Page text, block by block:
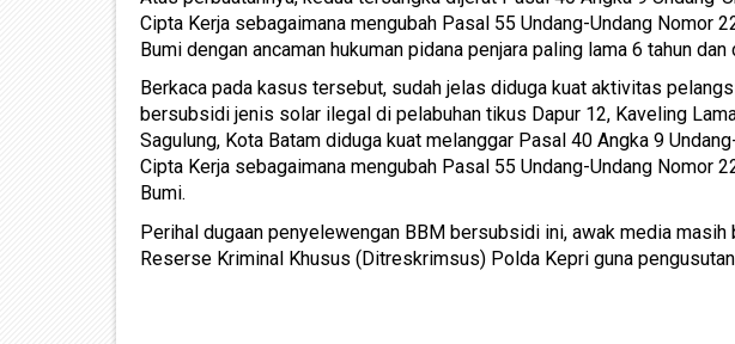
Cipta Kerja sebagaimana mengubah Pasal 55 Undang-Undang Nomor
Bumi dengan ancaman hukuman pidana penjara paling lama 6 tahun
Berkaca pada kasus tersebut, sudah jelas diduga kuat aktivitas
bersubsidi jenis solar ilegal di pelabuhan tikus Dapur 12, Kaveling
Sagulung, Kota Batam diduga kuat melanggar Pasal 40 Angka 9
Cipta Kerja sebagaimana mengubah Pasal 55 Undang-Undang Nomor
Bumi.
Perihal dugaan penyelewengan BBM bersubsidi ini, awak media
Reserse Kriminal Khusus (Ditreskrimsus) Polda Kepri guna